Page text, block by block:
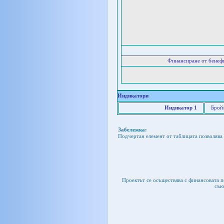
Финансиране от
Индикатори
Индикатор 1
Забележка:
Подчертан елемент от таблицата
Проектът се осъществява с финансовата